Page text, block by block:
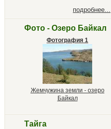
подробнее...
Фото - Озеро Байкал
Фотография 1
Жемчужина земли - озеро
Байкал
Тайга